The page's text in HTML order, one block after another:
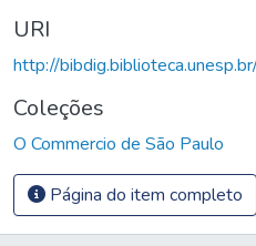
URI
http://
Coleções
O Commercio de São Paulo
Página do item completo